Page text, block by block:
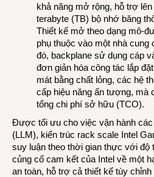
khả năng mở rộng, hỗ trợ
terabyte (TB) bộ nhớ băng
Thiết kế mở theo dạng mô-
phụ thuộc vào một nhà cung
đó, backplane sử dụng cáp
đơn giản hóa công tác lắp
mát bằng chất lỏng, các hệ
cấp hiệu năng ấn tượng, mà
tổng chi phí sở hữu (TCO).
Được tối ưu cho việc vận hành
(LLM), kiến trúc rack scale Intel
suy luận theo thời gian thực với độ
củng cố cam kết của Intel về một
an toàn, hỗ trợ cả thiết kế tùy